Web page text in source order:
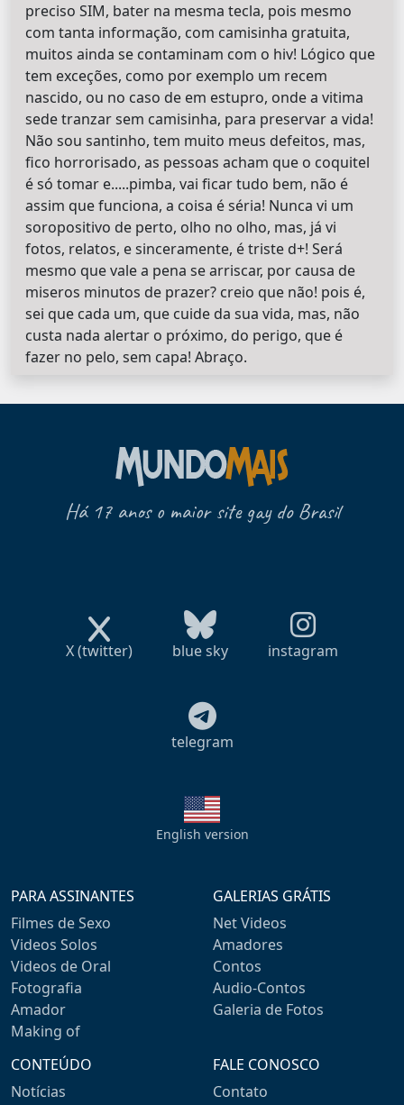
preciso SIM, bater na mesma tecla, pois mesmo
com tanta informação, com camisinha gratuita,
muitos ainda se contaminam com o hiv! Lógico que
tem exceções, como por exemplo um recem
nascido, ou no caso de em estupro, onde a vitima
sede tranzar sem camisinha, para preservar a vida!
Não sou santinho, tem muito meus defeitos, mas,
fico horrorisado, as pessoas acham que o coquitel
é só tomar e.....pimba, vai ficar tudo bem, não é
assim que funciona, a coisa é séria! Nunca vi um
soropositivo de perto, olho no olho, mas, já vi
fotos, relatos, e sinceramente, é triste d+! Será
mesmo que vale a pena se arriscar, por causa de
miseros minutos de prazer? creio que não! pois é,
sei que cada um, que cuide da sua vida, mas, não
custa nada alertar o próximo, do perigo, que é
fazer no pelo, sem capa! Abraço.
Há 17 anos o maior site gay do Brasil
X (twitter) blue sky instagram
telegram
English version
PARA ASSINANTES
Filmes de Sexo
Videos Solos
Videos de Oral
Fotografia
Amador
Making of
GALERIAS GRÁTIS
Net Videos
Amadores
Contos
Audio-Contos
Galeria de Fotos
CONTEÚDO
Notícias
FALE CONOSCO
Contato